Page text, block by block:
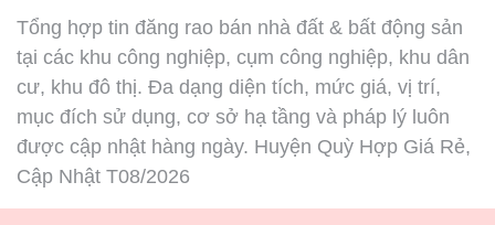
Tổng hợp tin đăng rao bán nhà đất & bất động sản
tại các khu công nghiệp, cụm công nghiệp, khu dân
cư, khu đô thị. Đa dạng diện tích, mức giá, vị trí,
mục đích sử dụng, cơ sở hạ tầng và pháp lý luôn
được cập nhật hàng ngày. Huyện Quỳ Hợp Giá Rẻ,
Cập Nhật T08/2026